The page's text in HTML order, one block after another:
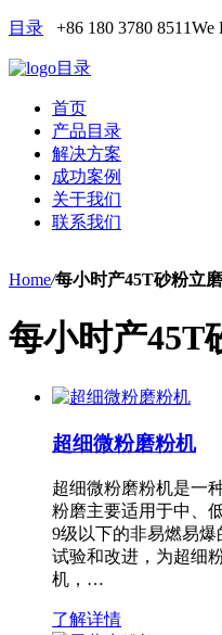
目录 +86 180 3780 8511We
目录
首页
产品目录
解决方案
成功案例
关于我们
联系我们
Home/每小时产45T砂粉立磨
每小时产45T
超细微粉磨粉机
超细微粉磨粉机是一
粉磨主要适用于中、
9级以下的非易燃易
试验和改进，为超细
机，…
了解详情